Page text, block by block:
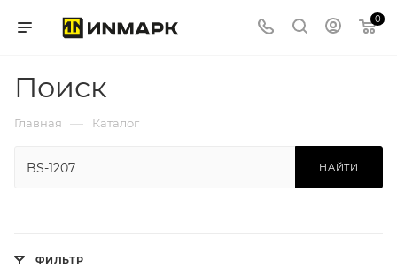
0
Поиск
Главная — Каталог
НАЙТИ
ФИЛЬТР